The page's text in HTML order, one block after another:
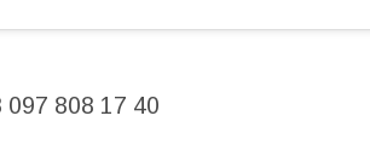
808 17 40